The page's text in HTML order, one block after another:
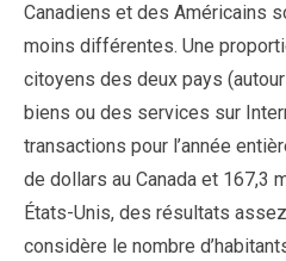
Canadiens et des Américains
moins différentes. Une
citoyens des deux pays
biens ou des services sur
transactions pour l’année
de dollars au Canada et 167,3
États-Unis, des résultats
considère le nombre